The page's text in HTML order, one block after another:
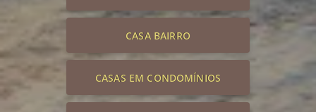
CASA BAIRRO
CASAS EM CONDOMÍNIOS